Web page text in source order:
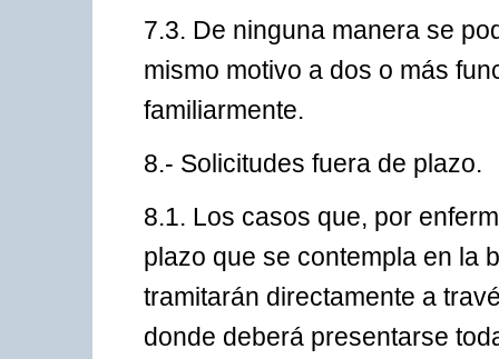
7.3. De ninguna manera se
mismo motivo a dos o más
familiarmente.
8.- Solicitudes fuera de plazo.
8.1. Los casos que, por
plazo que se contempla en la
tramitarán directamente a
donde deberá presentarse